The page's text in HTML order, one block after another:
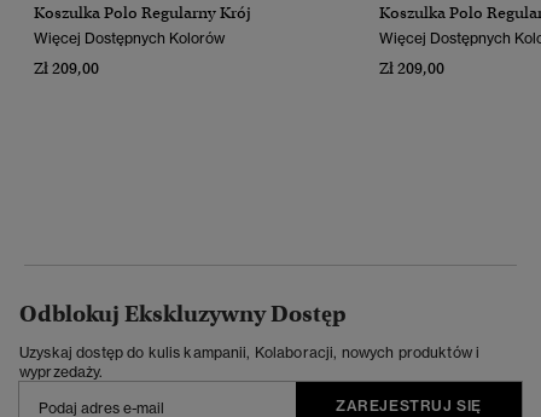
Koszulka Polo Regularny Krój
Więcej Dostępnych Kolorów
Zł 209,00
Koszulka Polo
Więcej Dostępnych
Zł 209,00
Odblokuj Ekskluzywny Dostęp
Uzyskaj dostęp do kulis kampanii, Kolaboracji, nowych produktów i
wyprzedaży.
ZAREJESTRUJ SIĘ